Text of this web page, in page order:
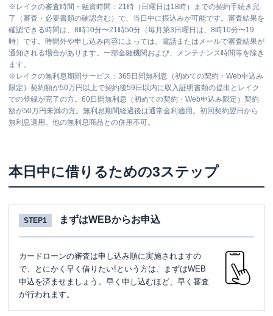
※ レイクの審査時間・融資時間：21時（日曜日は18時）までの契約手続き完
了（審査・必要書類の確認含む）で、当日中に振込みが可能です。審査結果を
確認できる時間は、8時10分〜21時50分（毎月第3日曜日は、8時10分〜19
時）です。時間外や申し込み内容によっては、電話またはメールで審査結果が
通知される場合があります。一部金融機関および、メンテナンス時間等を除き
ます。
※ レイクの無利息期間サービス：365日間無利息（初めての契約・Web申込み
限定）契約額が50万円以上で契約後59日以内に収入証明書類の提出とレイク
での登録が完了の方。60日間無利息（初めての契約・Web申込み限定）契約
額が50万円未満の方。無利息期間経過後は通常金利適用。初回契約翌日から
無利息適用。他の無利息商品との併用不可。
本日中に借りるための3ステップ
STEP1 まずはWEBからお申込
カードローンの審査は申し込み順に実施されますの
で、とにかく早く借りたい!という方は、まずはWEB
申込を済ませましょう。早く申し込むほど、早く審査
が行われます。